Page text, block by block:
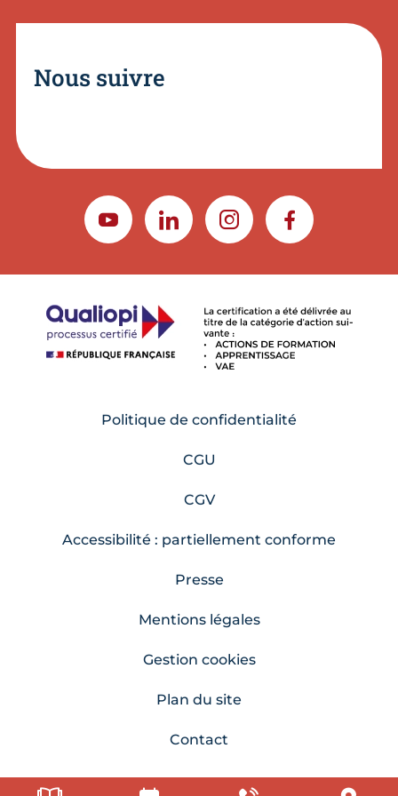
Nous suivre
YOUTUBELINKEDININSTAGRAMFACEBOOK
Politique de confidentialité
CGU
CGV
Accessibilité : partiellement conforme
Presse
Mentions légales
Gestion cookies
Plan du site
Contact